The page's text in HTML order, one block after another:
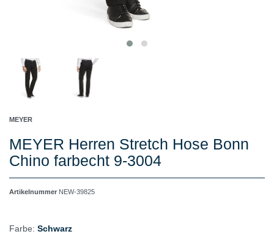
MEYER
MEYER Herren Stretch Hose Bonn
Chino farbecht 9-3004
Artikelnummer NEW-39825
Farbe: Schwarz